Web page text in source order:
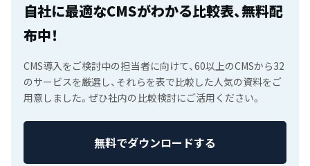
自社に最適なCMSがわかる比較表、無料配
布中！
CMS導入をご検討中の担当者に向けて、60以上のCMSから32
のサービスを厳選し、それらを表で比較した人気の資料をご
用意しました。ぜひ社内の比較検討にご活用ください。
無料でダウンロードする